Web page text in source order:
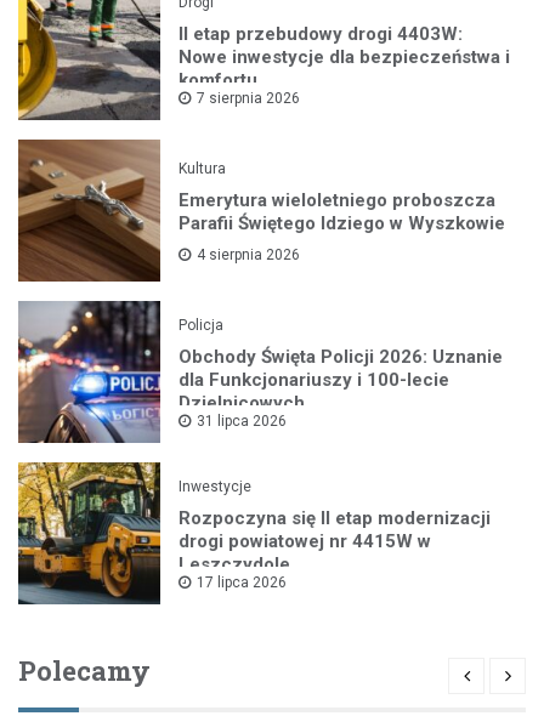
II etap przebudowy drogi 4403W:
Nowe inwestycje dla bezpieczeństwa i
komfortu
7 sierpnia 2026
Kultura
Emerytura wieloletniego proboszcza
Parafii Świętego Idziego w Wyszkowie
4 sierpnia 2026
Policja
Obchody Święta Policji 2026: Uznanie
dla Funkcjonariuszy i 100-lecie
Dzielnicowych
31 lipca 2026
Inwestycje
Rozpoczyna się II etap modernizacji
drogi powiatowej nr 4415W w
Leszczydole
17 lipca 2026
Polecamy